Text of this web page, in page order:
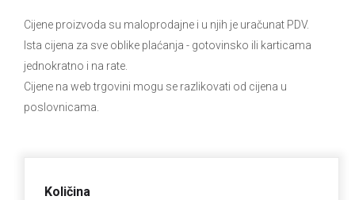
Cijene proizvoda su maloprodajne i u njih je uračunat PDV.
Ista cijena za sve oblike plaćanja - gotovinsko ili karticama
jednokratno i na rate.
Cijene na web trgovini mogu se razlikovati od cijena u
poslovnicama.
Količina